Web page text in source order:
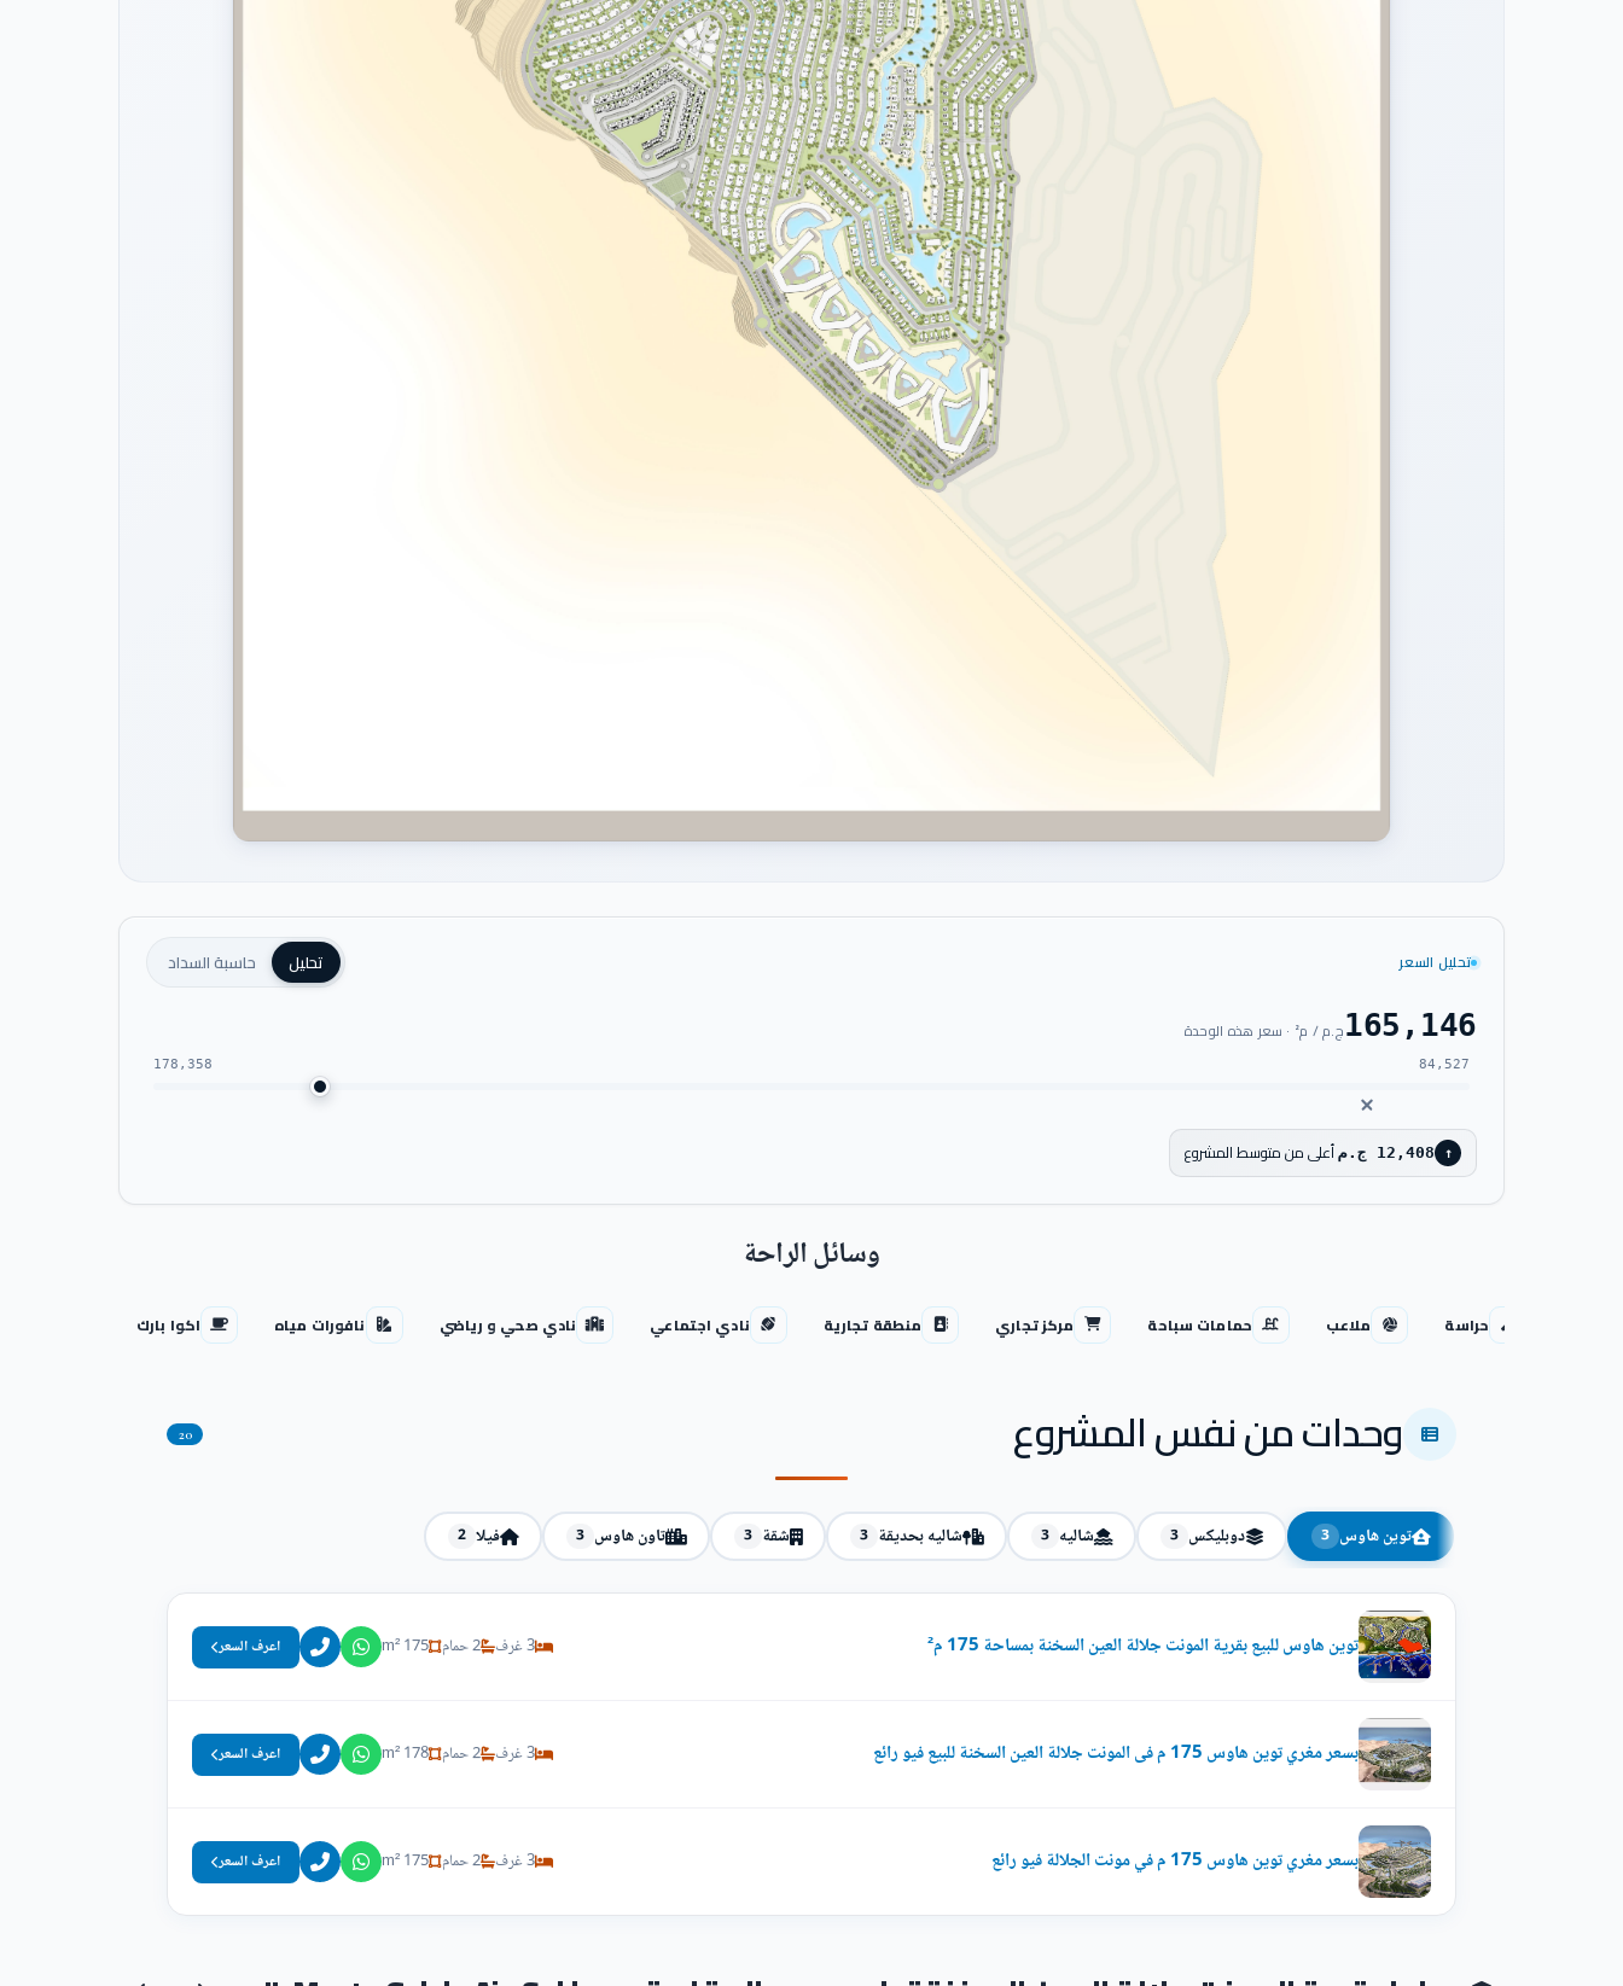
تحليل السعر تحليل حاسبة السداد
165,146ج.م / م² · سعر هذه الوحدة
84,527
178,358
↑ 12,408 ج.م أعلى من متوسط المشروع
وسائل الراحة
حراسة ملاعب حمامات سباحة مركز تجاري منطقة تجارية نادي اجتماعي نادي صحي و رياضي نافورات مياه اكوا بارك
وحدات من نفس المشروع 20
توين هاوس 3 دوبليكس 3 شاليه 3 شاليه بحديقة 3 شقة 3 تاون هاوس 3 فيلا 2
توين هاوس للبيع بقرية المونت جلالة العين السخنة بمساحة 175 م² 3 غرف 2 حمام 175 m² اعرف السعر
بسعر مغري توين هاوس 175 م فى المونت جلالة العين السخنة للبيع فيو رائع 3 غرف 2 حمام 178 m² اعرف السعر
بسعر مغري توين هاوس 175 م في مونت الجلالة فيو رائع 3 غرف 2 حمام 175 m² اعرف السعر